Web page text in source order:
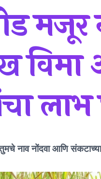
मजूर
विमा
लाभ
नाव नोंदवा आणि